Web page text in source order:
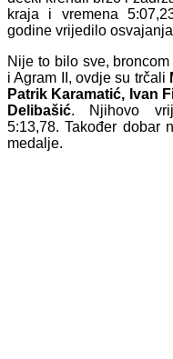
kraja i vremena
godine vrijedilo
Nije to bilo sve,
i Agram II, ovdje su trčali
Patrik Karamatić, Ivan
Delibašić. Njihovo
5:13,78. Također dobar
medalje.